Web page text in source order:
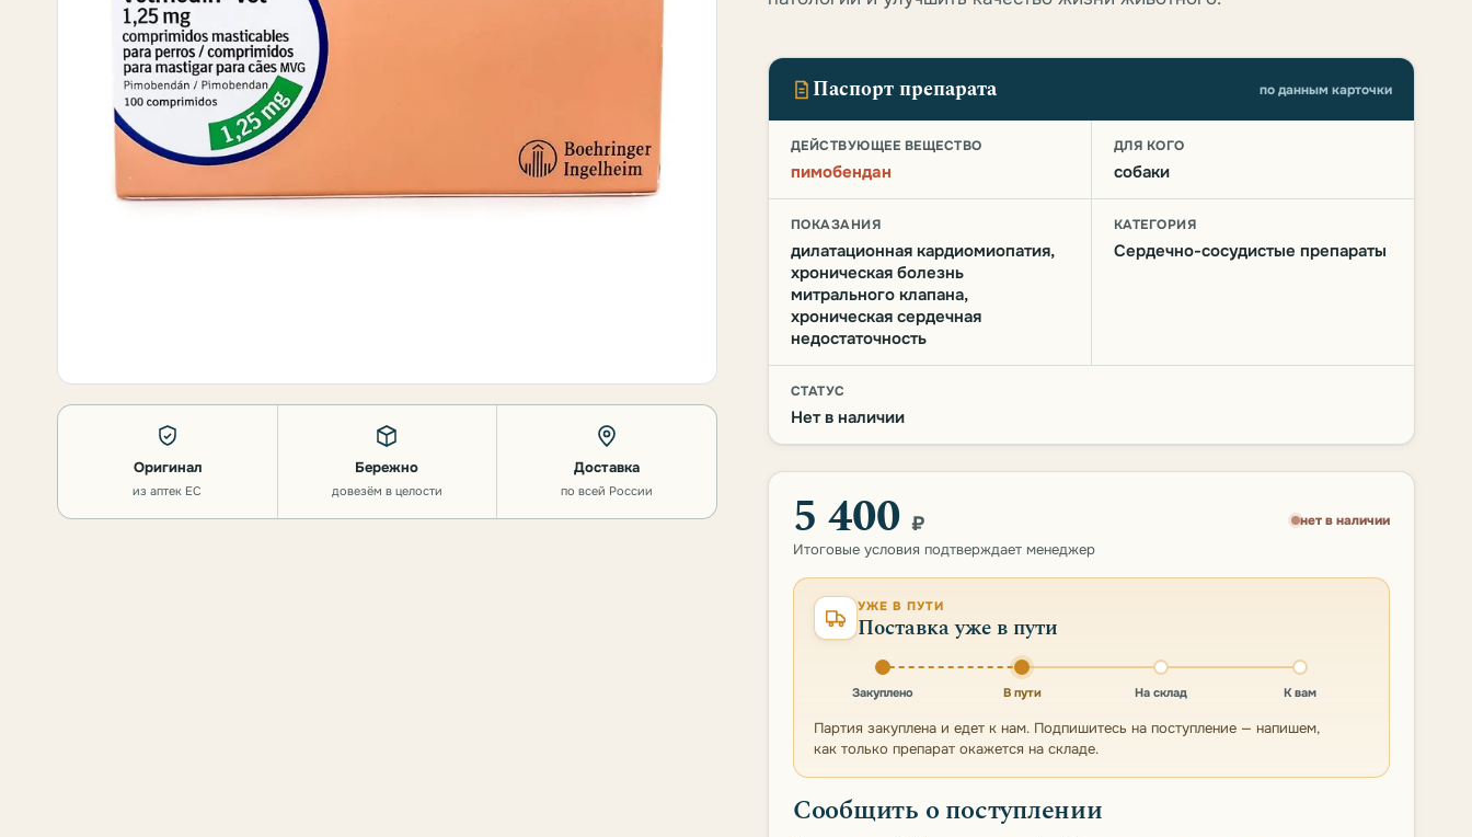
Оригинал
из аптек ЕС
Бережно
довезём в целости
Доставка
по всей России
Паспорт препарата по данным карточки
ДЕЙСТВУЮЩЕЕ ВЕЩЕСТВО
пимобендан
ДЛЯ КОГО
собаки
ПОКАЗАНИЯ
дилатационная кардиомиопатия,
хроническая болезнь
митрального клапана,
хроническая сердечная
недостаточность
КАТЕГОРИЯ
Сердечно-сосудистые препараты
СТАТУС
Нет в наличии
5 400 ₽
Итоговые условия подтверждает менеджер
нет в наличии
УЖЕ В ПУТИ
Поставка уже в пути
Закуплено В пути На склад К вам
Партия закуплена и едет к нам. Подпишитесь на поступление — напишем,
как только препарат окажется на складе.
Сообщить о поступлении